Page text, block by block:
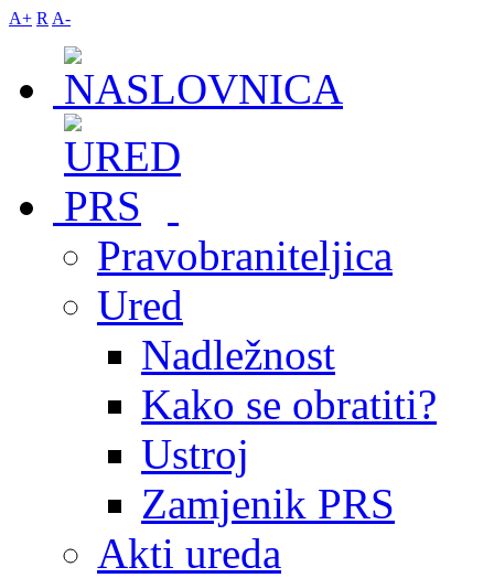
A+ R A-
Pravobraniteljica
Ured
Nadležnost
Kako se obratiti?
Ustroj
Zamjenik PRS
Akti ureda